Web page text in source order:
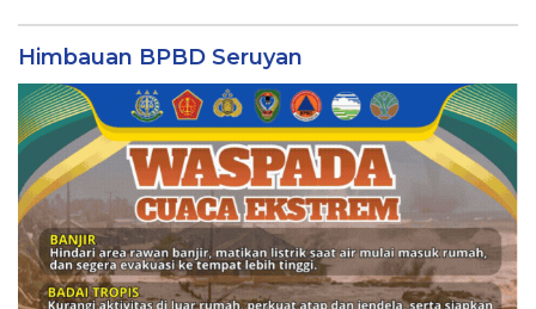
Himbauan BPBD Seruyan